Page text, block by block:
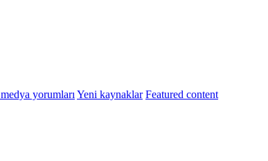
yorumları Yeni kaynaklar Featured content